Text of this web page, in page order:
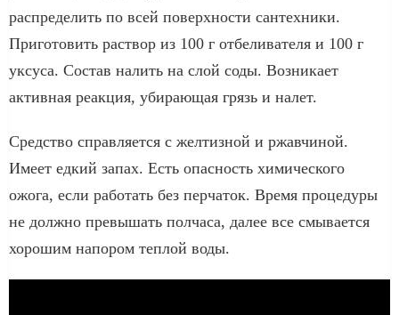
распределить по всей поверхности сантехники.
Приготовить раствор из 100 г отбеливателя и 100 г
уксуса. Состав налить на слой соды. Возникает
активная реакция, убирающая грязь и налет.
Средство справляется с желтизной и ржавчиной.
Имеет едкий запах. Есть опасность химического
ожога, если работать без перчаток. Время процедуры
не должно превышать полчаса, далее все смывается
хорошим напором теплой воды.